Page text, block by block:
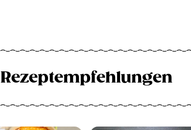
Rezeptempfehlungen